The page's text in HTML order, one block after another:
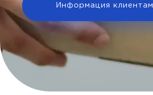
Информация клиентам